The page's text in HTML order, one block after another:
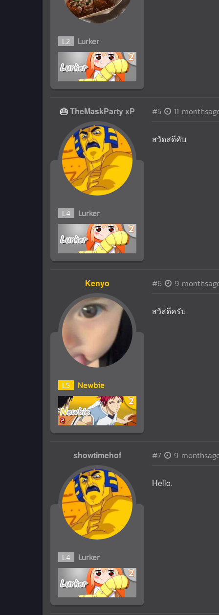
L2 Lurker
🎂TheMaskParty xP
L4 Lurker
#5 11
สวัดสดีคับ
Kenyo
L5 Newbie
#6 9
สวัสดีครับ
showtimehof
L4 Lurker
#7 9
Hello.